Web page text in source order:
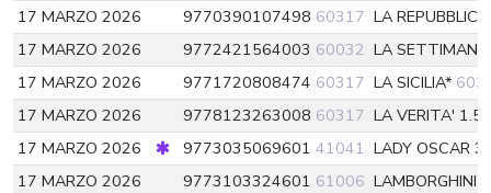
17 MARZO 2026
9770390107498 60317 LA
17 MARZO 2026
9772421564003 60032 LA
17 MARZO 2026
9771720808474 60317 LA SICILIA*
17 MARZO 2026
9778123263008 60317 LA VERITA' 1.5
17 MARZO 2026
9773035069601 41041 LADY OSCAR
17 MARZO 2026
9773103324601 61006 LAMBORGHINI